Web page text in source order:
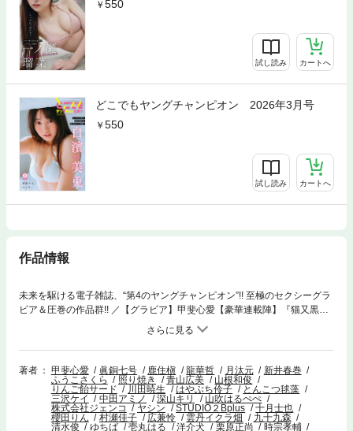
550
試し読み カートへ
どこでもヤングチャンピオン 2026年3月号
550
試し読み カートへ
作品情報
未来を駆ける電子雑誌、“第4のヤングチャンピオン”!! 至極のセクシーグラ
ビア＆圧巻の作品群!! ／【グラビア】甲斐心愛【豪華連載陣】『猫又黒兵
衛』 十月士也 ／『サンタ令嬢は眠れぬ騎士へのプレゼントになりたくな
い』原作：ゆちば 漫画：壱丸はる ／『売れ残りの奴隷エルフを拾ったの
で、娘にすることにした』原作：遥透子 漫画：澤村明 キャラクター原
案：松うに
著者 甲斐心愛 眞銅七号 鹿住槇 龍華哲 月汰元
新井春巻
ふうこさくら
照り焼き 青山広美
山根和俊
りんご飴サード
川田暁生 はやぶち伶子
とんこつ毬藻
三沢ケイ
中田アミノ 深山キリ
山吹はるぺぺ
株式会社ジェンコ
ヤシン STUDIO２Bplus
十月士也
櫻田りん
村瀬佳子 広兼怜 雲丹イクラ畑
九十九森
清水俊
ゆちば 壱丸はる 洋介犬 栗原正尚
時宗孝輔